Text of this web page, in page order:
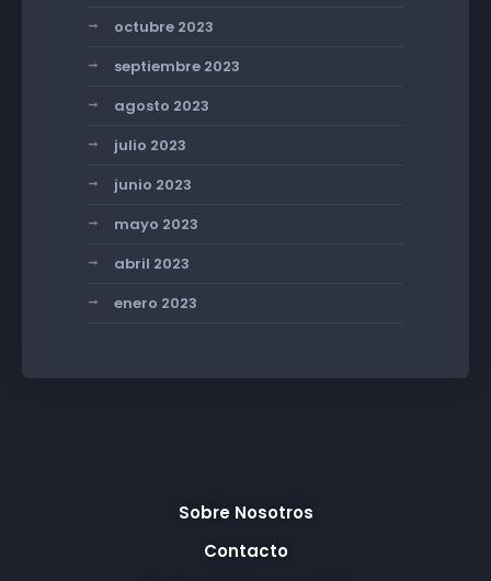
octubre 2023
septiembre 2023
agosto 2023
julio 2023
junio 2023
mayo 2023
abril 2023
enero 2023
Sobre Nosotros
Contacto